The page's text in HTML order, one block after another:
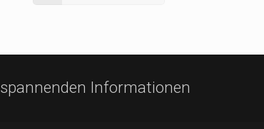
spannenden Informationen